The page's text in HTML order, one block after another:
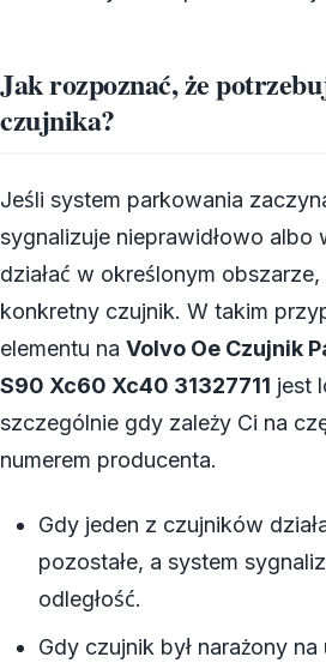
Jak rozpoznać, że
czujnika?
Jeśli system parkowania
sygnalizuje nieprawidłowo albo
działać w określonym
konkretny czujnik. W takim
elementu na Volvo Oe Czujnik
S90 Xc60 Xc40 31327711 jest
szczególnie gdy zależy Ci na
numerem producenta.
Gdy jeden z czujników
pozostałe, a system
odległość.
Gdy czujnik był narażony